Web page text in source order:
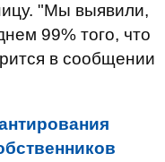
"Мы выявили,
99% того, что
в сообщении